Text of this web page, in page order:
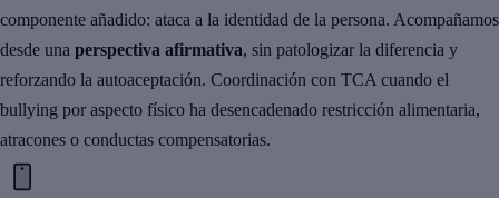
componente añadido: ataca a la identidad de la persona. Acompañamos
desde una perspectiva afirmativa, sin patologizar la diferencia y
reforzando la autoaceptación. Coordinación con TCA cuando el
bullying por aspecto físico ha desencadenado restricción alimentaria,
atracones o conductas compensatorias.